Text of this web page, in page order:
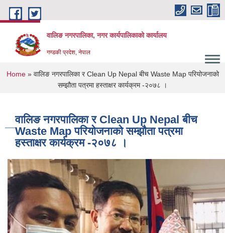
Skip to main content
वालिङ नगरपालिका, नगर कार्यपालिकाको कार्यालय
गण्डकी प्रदेश, नेपाल
You are here
Home» वालिङ नगरपालिका र Clean Up Nepal बीच Waste Map परियोजनाको
सम्झौता पत्रमा हस्ताक्षर कार्यक्रम -२०७८ ।
वालिङ नगरपालिका र Clean Up Nepal बीच
Waste Map परियोजनाको सम्झौता पत्रमा
हस्ताक्षर कार्यक्रम -२०७८ ।